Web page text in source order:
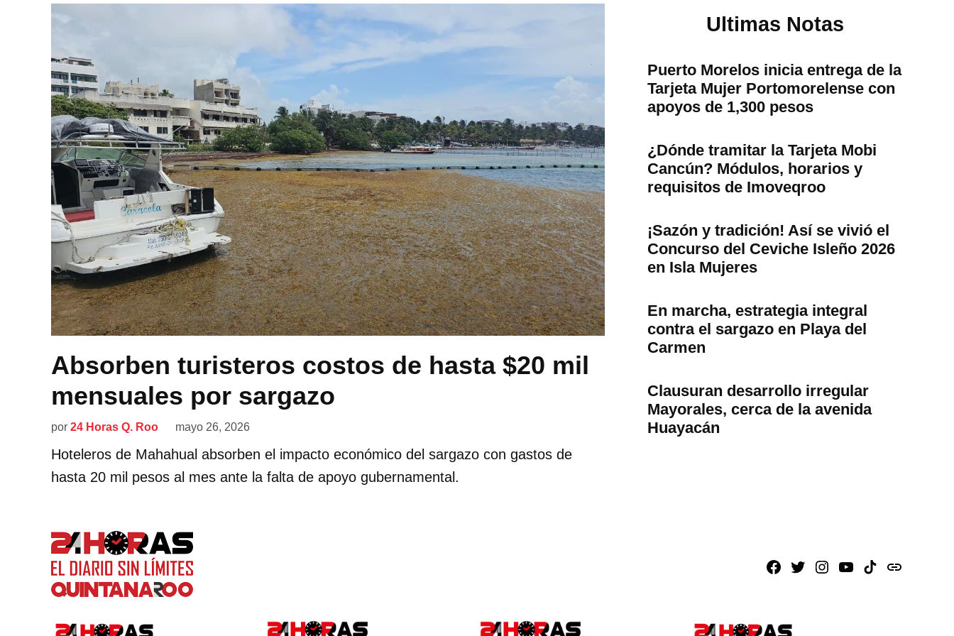
Absorben turisteros costos de hasta $20 mil
mensuales por sargazo
por 24 Horas Q. Roo mayo 26, 2026
Hoteleros de Mahahual absorben el impacto económico del sargazo con gastos de
hasta 20 mil pesos al mes ante la falta de apoyo gubernamental.
Ultimas Notas
Puerto Morelos inicia entrega de la
Tarjeta Mujer Portomorelense con
apoyos de 1,300 pesos
¿Dónde tramitar la Tarjeta Mobi
Cancún? Módulos, horarios y
requisitos de Imoveqroo
¡Sazón y tradición! Así se vivió el
Concurso del Ceviche Isleño 2026
en Isla Mujeres
En marcha, estrategia integral
contra el sargazo en Playa del
Carmen
Clausuran desarrollo irregular
Mayorales, cerca de la avenida
Huayacán
Facebook
X Instagram
Youtube
TikTok
issuu